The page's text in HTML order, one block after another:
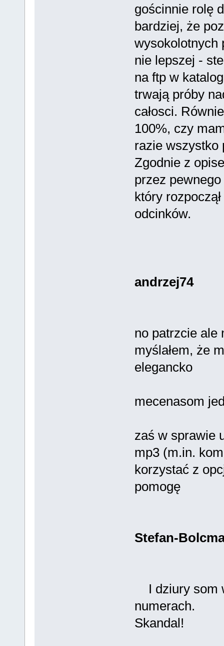
gościnnie rolę
bardziej, że
wysokolotnych
nie lepszej -
na ftp w
trwają próby
całosci.
100%, czy
razie wszystko
Zgodnie z
przez
który
odcinków.
andrzej74
no patrzcie ale
myślałem, że
elegancko
mecenasom
zaś w sprawie
mp3 (m.in.
korzystać z
pomogę
Stefan-
I dziury som
numerach.
Skandal!